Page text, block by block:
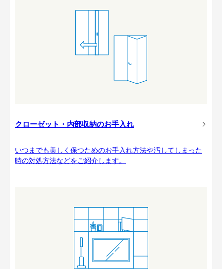
クローゼット・内部収納のお手入れ
いつまでも美しく保つためのお手入れ方法や汚してしまった
時の対処方法などをご紹介します。